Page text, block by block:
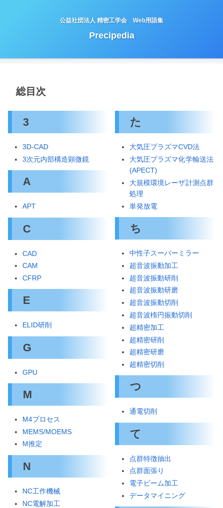
公益社団法人 精密工学会 Web用語集
Precipedia
総目次
3
3D-CAD
3次元内部構造顕微鏡
A
APT
C
CAD
CAM
CFRP
E
ELID研削
G
GPU
M
M4プロセス
MEMS/MOEMS
M推定
N
NC工作機械
NC電解加工
た
大気圧プラズマCVD法
大気圧プラズマ化学輸送法
(APECT)
大規模環境レーザ計測点群
処理
単発放電
ち
中性子スーパーミラー
超音波振動加工
超音波振動研削
超音波振動研磨
超音波振動切削
超音波楕円振動切削
超精密加工
超精密研削
超精密研磨
超精密切削
つ
通電切削
て
点群特徴抽出
点群面張り
電子ビーム加工
データマイニング